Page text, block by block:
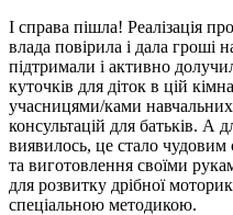
І справа пішла! Реалізація
влада повірила і дала гроші
підтримали і активно
куточків для діток в цій
учасницями/ками навчальних
консультацій для батьків. А
виявилось, це стало чудовим
та виготовлення своїми
для розвитку дрібної
спеціальною методикою.